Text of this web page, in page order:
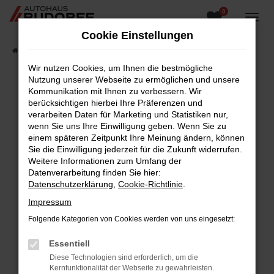
Zum
0
Fehler: Network Error
Beim Laden ist ein Fehler aufgetreten.
Hier sind ein paar Tipps, die dir helfen können:
Überprüfe deine Firewall und deine
Internetverbindung.
Laden andere Webseiten, zum Beispiel deine
Suchmaschine?
Prüfe deine Browsererweiterungen.
Manche Erweiterungen, wie Werbeblocker,
können das Laden bestimmter Seiten
verhindern. Funktioniert die Seite in einem
Cookie Einstellungen
Wir nutzen Cookies, um Ihnen die bestmögliche
Nutzung unserer Webseite zu ermöglichen und unsere
Kommunikation mit Ihnen zu verbessern. Wir
berücksichtigen hierbei Ihre Präferenzen und
verarbeiten Daten für Marketing und Statistiken nur,
wenn Sie uns Ihre Einwilligung geben. Wenn Sie zu
einem späteren Zeitpunkt Ihre Meinung ändern, können
Sie die Einwilligung jederzeit für die Zukunft widerrufen.
Weitere Informationen zum Umfang der
Datenverarbeitung finden Sie hier:
Datenschutzerklärung Cookie-Richtlinie
Impressum
Folgende Kategorien von Cookies werden von uns eingesetzt:
Essentiell
Diese Technologien sind erforderlich, um die
Kernfunktionalität der Webseite zu gewährleisten.